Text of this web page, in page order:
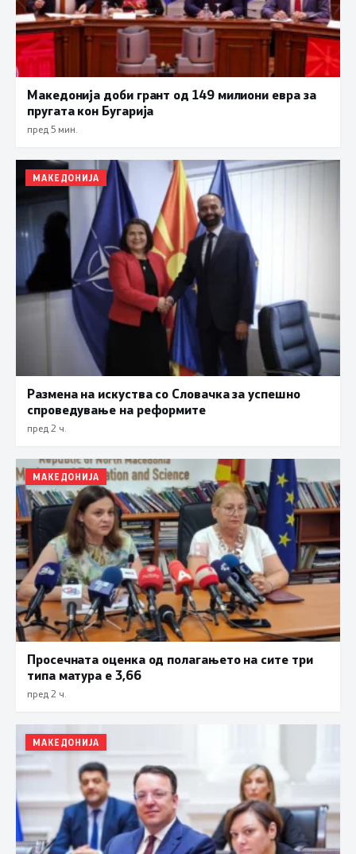
Македонија доби грант од 149 милиони евра за
пругата кон Бугарија
пред 5 мин.
МАКЕДОНИЈА
Размена на искуства со Словачка за успешно
спроведување на реформите
пред 2 ч.
МАКЕДОНИЈА
Просечната оценка од полагањето на сите три
типа матура е 3,66
пред 2 ч.
МАКЕДОНИЈА